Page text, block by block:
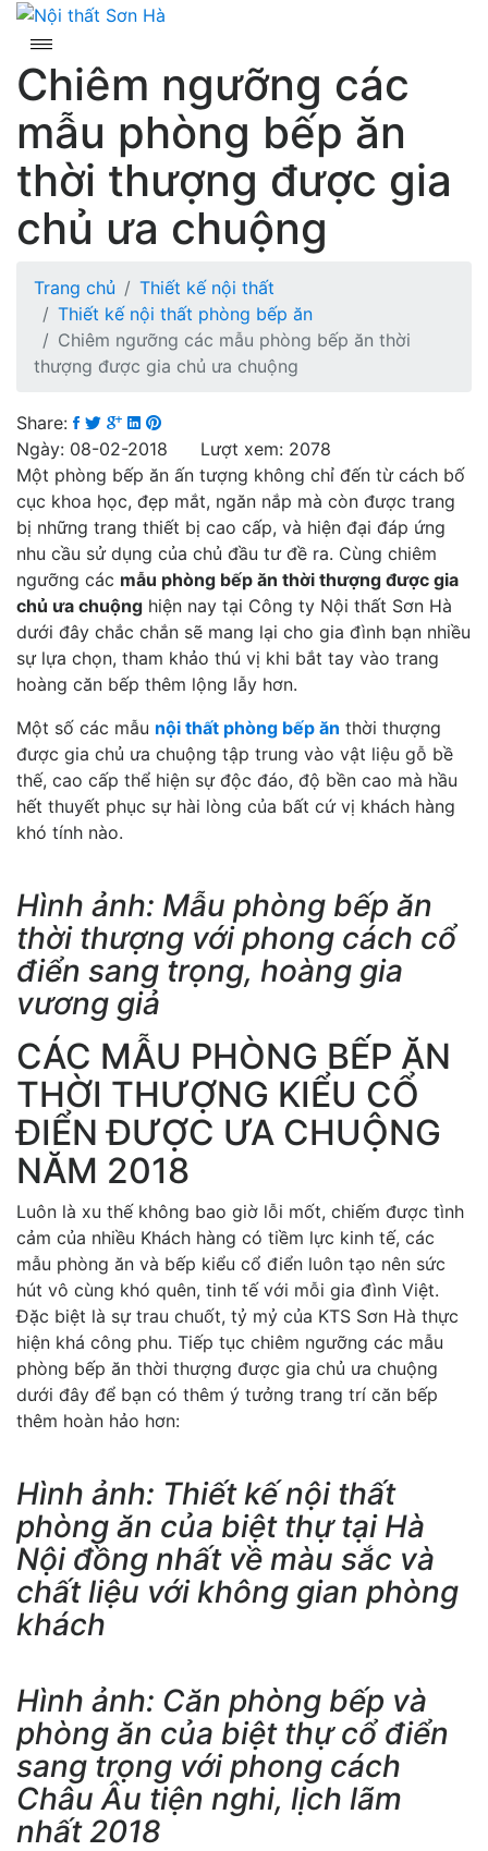
Skip
content
Chiêm ngưỡng các
mẫu phòng bếp ăn
thời thượng được gia
chủ ưa chuộng
Trang chủ
Thiết kế nội thất
Thiết kế nội thất phòng bếp ăn
Chiêm ngưỡng các mẫu phòng bếp ăn thời
thượng được gia chủ ưa chuộng
Share:
Ngày: 08-02-2018 Lượt xem: 2078
Một phòng bếp ăn ấn tượng không chỉ đến từ cách bố
cục khoa học, đẹp mắt, ngăn nắp mà còn được trang
bị những trang thiết bị cao cấp, và hiện đại đáp ứng
nhu cầu sử dụng của chủ đầu tư đề ra. Cùng chiêm
ngưỡng các mẫu phòng bếp ăn thời thượng được gia
chủ ưa chuộng hiện nay tại Công ty Nội thất Sơn Hà
dưới đây chắc chắn sẽ mang lại cho gia đình bạn nhiều
sự lựa chọn, tham khảo thú vị khi bắt tay vào trang
hoàng căn bếp thêm lộng lẫy hơn.
Một số các mẫu nội thất phòng bếp ăn thời thượng
được gia chủ ưa chuộng tập trung vào vật liệu gỗ bề
thế, cao cấp thể hiện sự độc đáo, độ bền cao mà hầu
hết thuyết phục sự hài lòng của bất cứ vị khách hàng
khó tính nào.
Hình ảnh: Mẫu phòng bếp ăn
thời thượng với phong cách cổ
điển sang trọng, hoàng gia
vương giả
CÁC MẪU PHÒNG BẾP ĂN
THỜI THƯỢNG KIỂU CỔ
ĐIỂN ĐƯỢC ƯA CHUỘNG
NĂM 2018
Luôn là xu thế không bao giờ lỗi mốt, chiếm được tình
cảm của nhiều Khách hàng có tiềm lực kinh tế, các
mẫu phòng ăn và bếp kiểu cổ điển luôn tạo nên sức
hút vô cùng khó quên, tinh tế với mỗi gia đình Việt.
Đặc biệt là sự trau chuốt, tỷ mỷ của KTS Sơn Hà thực
hiện khá công phu. Tiếp tục chiêm ngưỡng các mẫu
phòng bếp ăn thời thượng được gia chủ ưa chuộng
dưới đây để bạn có thêm ý tưởng trang trí căn bếp
thêm hoàn hảo hơn:
Hình ảnh: Thiết kế nội thất
phòng ăn của biệt thự tại Hà
Nội đồng nhất về màu sắc và
chất liệu với không gian phòng
khách
Hình ảnh: Căn phòng bếp và
phòng ăn của biệt thự cổ điển
sang trọng với phong cách
Châu Âu tiện nghi, lịch lãm
nhất 2018